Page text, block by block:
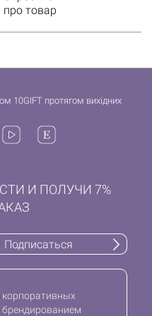
про товар
10GIFT протягом вихідних
И ПОЛУЧИ 7%
Подписаться
брендированием